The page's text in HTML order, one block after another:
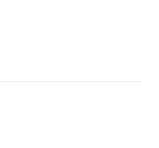
ve diğer
kullanarak